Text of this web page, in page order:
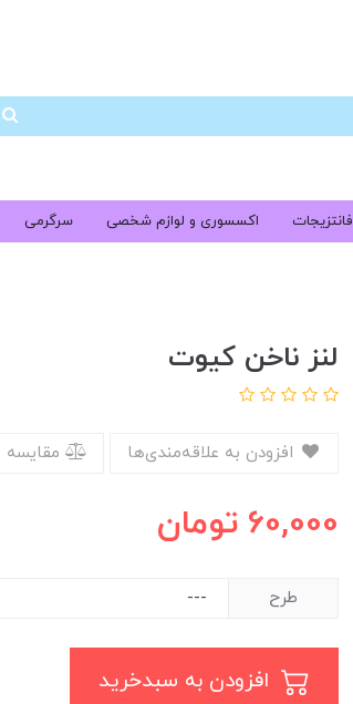
فانتزیجات اکسسوری و لوازم شخصی سرگرمی
لنز ناخن کیوت
60,000 تومان
طرح